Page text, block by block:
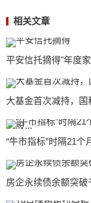
相关文章
平安信托摘得"年度
大基金首次减持，
“牛市指标”时隔21
房企永续债余额突破